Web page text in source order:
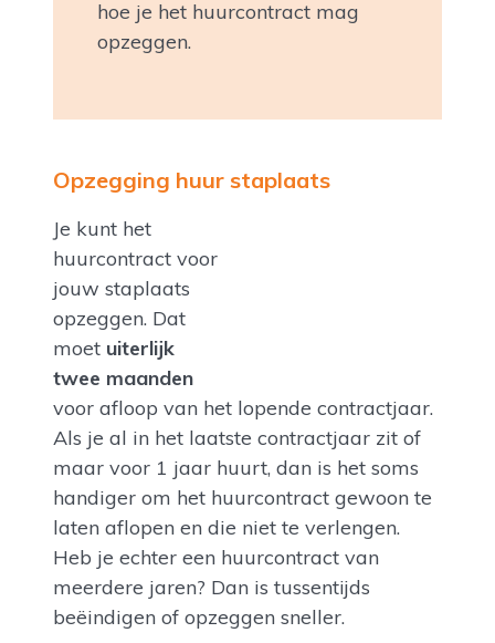
hoe je het huurcontract mag
opzeggen.
Opzegging huur staplaats
Je kunt het
huurcontract voor
jouw staplaats
opzeggen. Dat
moet uiterlijk
twee maanden
voor afloop van het lopende contractjaar.
Als je al in het laatste contractjaar zit of
maar voor 1 jaar huurt, dan is het soms
handiger om het huurcontract gewoon te
laten aflopen en die niet te verlengen.
Heb je echter een huurcontract van
meerdere jaren? Dan is tussentijds
beëindigen of opzeggen sneller.